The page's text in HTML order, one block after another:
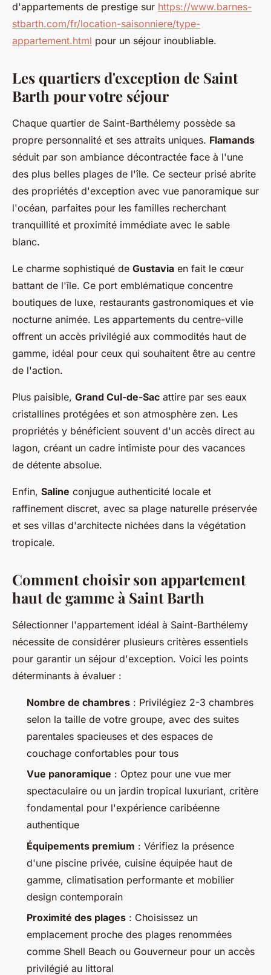
d'appartements de prestige sur https://www.barnes-
stbarth.com/fr/location-saisonniere/type-
appartement.html pour un séjour inoubliable.
Les quartiers d'exception de Saint
Barth pour votre séjour
Chaque quartier de Saint-Barthélemy possède sa
propre personnalité et ses attraits uniques. Flamands
séduit par son ambiance décontractée face à l'une
des plus belles plages de l'île. Ce secteur prisé abrite
des propriétés d'exception avec vue panoramique sur
l'océan, parfaites pour les familles recherchant
tranquillité et proximité immédiate avec le sable
blanc.
Le charme sophistiqué de Gustavia en fait le cœur
battant de l'île. Ce port emblématique concentre
boutiques de luxe, restaurants gastronomiques et vie
nocturne animée. Les appartements du centre-ville
offrent un accès privilégié aux commodités haut de
gamme, idéal pour ceux qui souhaitent être au centre
de l'action.
Plus paisible, Grand Cul-de-Sac attire par ses eaux
cristallines protégées et son atmosphère zen. Les
propriétés y bénéficient souvent d'un accès direct au
lagon, créant un cadre intimiste pour des vacances
de détente absolue.
Enfin, Saline conjugue authenticité locale et
raffinement discret, avec sa plage naturelle préservée
et ses villas d'architecte nichées dans la végétation
tropicale.
Comment choisir son appartement
haut de gamme à Saint Barth
Sélectionner l'appartement idéal à Saint-Barthélemy
nécessite de considérer plusieurs critères essentiels
pour garantir un séjour d'exception. Voici les points
déterminants à évaluer :
Nombre de chambres : Privilégiez 2-3 chambres
selon la taille de votre groupe, avec des suites
parentales spacieuses et des espaces de
couchage confortables pour tous
Vue panoramique : Optez pour une vue mer
spectaculaire ou un jardin tropical luxuriant, critère
fondamental pour l'expérience caribéenne
authentique
Équipements premium : Vérifiez la présence
d'une piscine privée, cuisine équipée haut de
gamme, climatisation performante et mobilier
design contemporain
Proximité des plages : Choisissez un
emplacement proche des plages renommées
comme Shell Beach ou Gouverneur pour un accès
privilégié au littoral